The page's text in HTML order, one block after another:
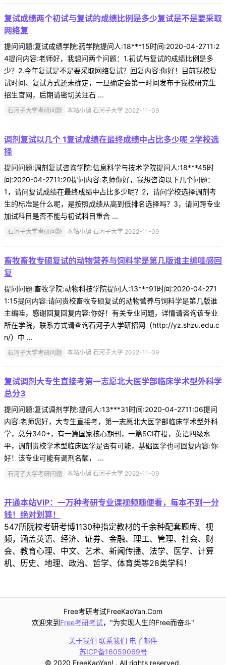
复试成绩两个初试与复试的成绩比例是多少复试是不是要采取
网络复
提问问题:复试成绩学院:药学院提问人:18***15时间:2020-04-2711:2
4提问内容:老师好，我想问两个问题：1.初试与复试的成绩比例是多
少？2.今年复试是不是要采取网络复试？回复内容:你好！目前我校复
试时间、复试方式还未确定，一旦确定会第一时间发布于我校研究生
招生官网，后期请密切关注石 ...
石河子大学考研问题 本站小编 石河子大学 2022-11-09
调剂复试以几个 1复试成绩在最终成绩中占比多少呢 2学校选
择
提问问题:调剂复试咨询学院:信息科学与技术学院提问人:18***45时
间:2020-04-2711:20提问内容:老师你好，我想咨询以下几个问题：
1，请问复试成绩在最终成绩中占比多少呢？2，请问学校选择调剂考
生的标准是什么呢，是按照成绩从高到低排名选择吗？3，请问跨专业
加试科目是否不能与初试科目重合 ...
石河子大学考研问题 本站小编 石河子大学 2022-11-09
畜牧畜牧专硕复试的动物营养与饲料学是第几版谁主编哇感回
复
提问问题:畜牧学院:动物科技学院提问人:13***91时间:2020-04-271
1:15提问内容:请问贵校畜牧专硕复试的动物营养与饲料学是第几版谁
主编哇，感谢回复回复内容:你好！有关专业问题，详情请咨询该专业
所在学院，联系方式请查询石河子大学研招网（http://yz.shzu.edu.c
n/）中 ...
石河子大学考研问题 本站小编 石河子大学 2022-11-09
复试调剂大专生直接考第一志愿北大医学部临床学术型外科学
总分3
提问问题:复试调剂学院:提问人:13***31时间:2020-04-2711:06提问
内容:老师您好，大专生直接考，第一志愿北大医学部临床学术型外科
学，总分340+，有一篇国家核心期刊，一篇SCI在投，英语四级水
平，调剂贵校学术型临床医学是否有可能，基础医学也可回复内容:你
好！该专业可能有调剂名额， ...
石河子大学考研问题 本站小编 石河子大学 2022-11-09
开通本站VIP：一万种考研专业课视频随便看，每本不到一分
钱！绝对划算！
547所院校考研考博1130种指定教材的千余种配套题库、视
频，涵盖英语、经济、证券、金融、理工、管理、社会、财
会、教育心理、中文、艺术、新闻传播、法学、医学、计算
机、历史、地理、政治、哲学、体育类等28类学科！
Free考研考试FreeKaoYan.Com
欢迎来到Free考研考试，"为实现人生的Free而奋斗"
关于我们 联系我们 电子邮件
苏ICP备16059069号
© 2020 FreeKaoYan! . All rights reserved.